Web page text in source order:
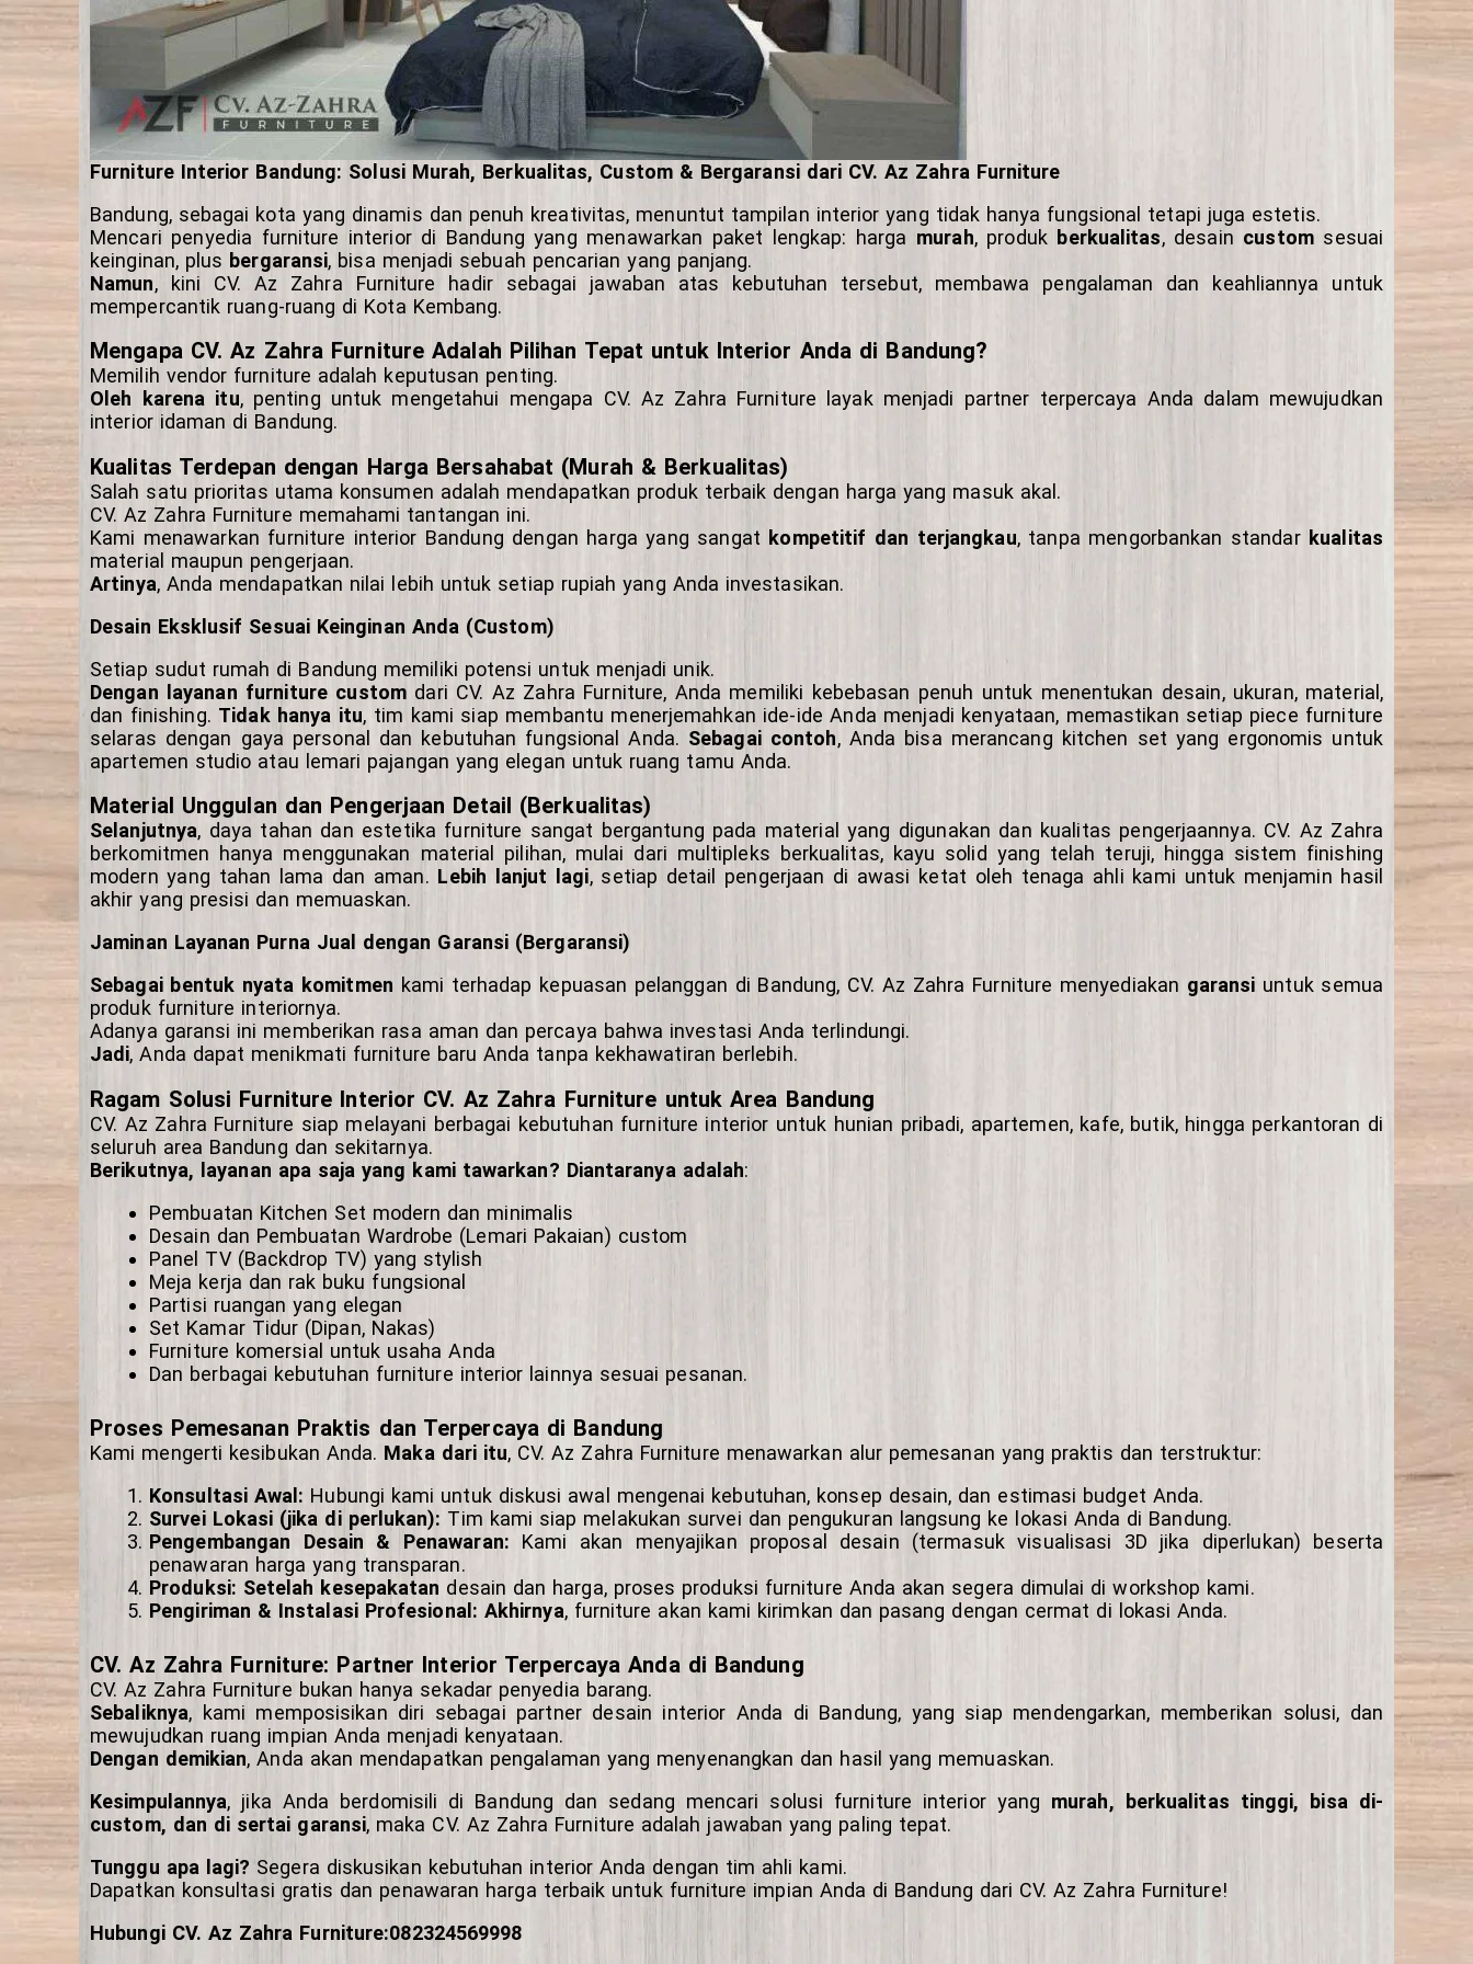
Furniture Interior Bandung: Solusi Murah, Berkualitas, Custom & Bergaransi dari CV. Az Zahra Furniture
Bandung, sebagai kota yang dinamis dan penuh kreativitas, menuntut tampilan interior yang tidak hanya fungsional tetapi juga estetis.
Mencari penyedia furniture interior di Bandung yang menawarkan paket lengkap: harga murah, produk berkualitas, desain customsesuai
keinginan, plus bergaransi, bisa menjadi sebuah pencarian yang panjang.
Namun, kini CV. Az Zahra Furniture hadir sebagai jawaban atas kebutuhan tersebut, membawa pengalaman dan keahliannya untuk
mempercantik ruang-ruang di Kota Kembang.
Mengapa CV. Az Zahra Furniture Adalah Pilihan Tepat untuk Interior Anda di Bandung?
Memilih vendor furniture adalah keputusan penting.
Oleh karena itu, penting untuk mengetahui mengapa CV. Az Zahra Furniture layak menjadi partner terpercaya Anda dalam mewujudkan
interior idaman di Bandung.
Kualitas Terdepan dengan Harga Bersahabat (Murah & Berkualitas)
Salah satu prioritas utama konsumen adalah mendapatkan produk terbaik dengan harga yang masuk akal.
CV. Az Zahra Furniture memahami tantangan ini.
Kami menawarkan furniture interior Bandung dengan harga yang sangat kompetitif dan terjangkau, tanpa mengorbankan standar kualitas
material maupun pengerjaan.
Artinya, Anda mendapatkan nilai lebih untuk setiap rupiah yang Anda investasikan.
Desain Eksklusif Sesuai Keinginan Anda (Custom)
Setiap sudut rumah di Bandung memiliki potensi untuk menjadi unik.
Dengan layanan furniture customdari CV. Az Zahra Furniture, Anda memiliki kebebasan penuh untuk menentukan desain, ukuran, material,
dan finishing. Tidak hanya itu, tim kami siap membantu menerjemahkan ide-ide Anda menjadi kenyataan, memastikan setiap piece furniture
selaras dengan gaya personal dan kebutuhan fungsional Anda. Sebagai contoh, Anda bisa merancang kitchen set yang ergonomis untuk
apartemen studio atau lemari pajangan yang elegan untuk ruang tamu Anda.
Material Unggulan dan Pengerjaan Detail (Berkualitas)
Selanjutnya, daya tahan dan estetika furniture sangat bergantung pada material yang digunakan dan kualitas pengerjaannya. CV. Az Zahra
berkomitmen hanya menggunakan material pilihan, mulai dari multipleks berkualitas, kayu solid yang telah teruji, hingga sistem finishing
modern yang tahan lama dan aman. Lebih lanjut lagi, setiap detail pengerjaan di awasi ketat oleh tenaga ahli kami untuk menjamin hasil
akhir yang presisi dan memuaskan.
Jaminan Layanan Purna Jual dengan Garansi (Bergaransi)
Sebagai bentuk nyata komitmen kami terhadap kepuasan pelanggan di Bandung, CV. Az Zahra Furniture menyediakan garansi untuk semua
produk furniture interiornya.
Adanya garansi ini memberikan rasa aman dan percaya bahwa investasi Anda terlindungi.
Jadi, Anda dapat menikmati furniture baru Anda tanpa kekhawatiran berlebih.
Ragam Solusi Furniture Interior CV. Az Zahra Furniture untuk Area Bandung
CV. Az Zahra Furniture siap melayani berbagai kebutuhan furniture interior untuk hunian pribadi, apartemen, kafe, butik, hingga perkantoran di
seluruh area Bandung dan sekitarnya.
Berikutnya, layanan apa saja yang kami tawarkan? Diantaranya adalah:
Pembuatan Kitchen Set modern dan minimalis
Desain dan Pembuatan Wardrobe (Lemari Pakaian) custom
Panel TV (Backdrop TV) yang stylish
Meja kerja dan rak buku fungsional
Partisi ruangan yang elegan
Set Kamar Tidur (Dipan, Nakas)
Furniture komersial untuk usaha Anda
Dan berbagai kebutuhan furniture interior lainnya sesuai pesanan.
Proses Pemesanan Praktis dan Terpercaya di Bandung
Kami mengerti kesibukan Anda. Maka dari itu, CV. Az Zahra Furniture menawarkan alur pemesanan yang praktis dan terstruktur:
Konsultasi Awal: Hubungi kami untuk diskusi awal mengenai kebutuhan, konsep desain, dan estimasi budget Anda.
Survei Lokasi (jika di perlukan): Tim kami siap melakukan survei dan pengukuran langsung ke lokasi Anda di Bandung.
Pengembangan Desain & Penawaran: Kami akan menyajikan proposal desain (termasuk visualisasi 3D jika diperlukan) beserta
penawaran harga yang transparan.
Produksi: Setelah kesepakatan desain dan harga, proses produksi furniture Anda akan segera dimulai di workshop kami.
Pengiriman & Instalasi Profesional: Akhirnya, furniture akan kami kirimkan dan pasang dengan cermat di lokasi Anda.
CV. Az Zahra Furniture: Partner Interior Terpercaya Anda di Bandung
CV. Az Zahra Furniture bukan hanya sekadar penyedia barang.
Sebaliknya, kami memposisikan diri sebagai partner desain interior Anda di Bandung, yang siap mendengarkan, memberikan solusi, dan
mewujudkan ruang impian Anda menjadi kenyataan.
Dengan demikian, Anda akan mendapatkan pengalaman yang menyenangkan dan hasil yang memuaskan.
Kesimpulannya, jika Anda berdomisili di Bandung dan sedang mencari solusi furniture interior yang murah, berkualitas tinggi, bisa di-
custom, dan di sertai garansi, maka CV. Az Zahra Furniture adalah jawaban yang paling tepat.
Tunggu apa lagi? Segera diskusikan kebutuhan interior Anda dengan tim ahli kami.
Dapatkan konsultasi gratis dan penawaran harga terbaik untuk furniture impian Anda di Bandung dari CV. Az Zahra Furniture!
Hubungi CV. Az Zahra Furniture:082324569998